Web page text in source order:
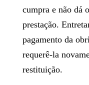
cumpra e não dá
prestação.
pagamento da
requerê-la
restituição.